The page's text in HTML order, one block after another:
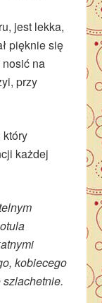
jest lekka,
pięknie się
nosić na
przy
który
każdej
kobiecego